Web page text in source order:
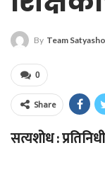
By Team
0
Share
सत्यशोध : प्रतिनिधी